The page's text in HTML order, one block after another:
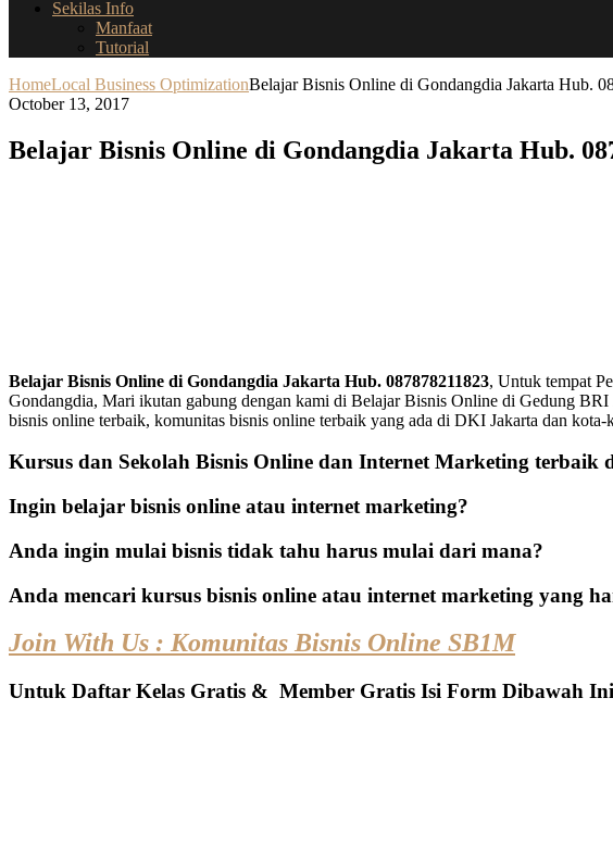
Sekilas Info
Manfaat
Tutorial
HomeLocal Business OptimizationBelajar Bisnis Online di Gondangdia Jakarta Hub.
October 13, 2017
Belajar Bisnis Online di Gondangdia Jakarta Hub.
Belajar Bisnis Online di Gondangdia Jakarta Hub. 087878211823, Untuk tempat
Gondangdia, Mari ikutan gabung dengan kami di Belajar Bisnis Online di Gedung
bisnis online terbaik, komunitas bisnis online terbaik yang ada di DKI Jakarta dan
Kursus dan Sekolah Bisnis Online dan Internet Marketing terbaik
Ingin belajar bisnis online atau internet marketing?
Anda ingin mulai bisnis tidak tahu harus mulai dari mana?
Anda mencari kursus bisnis online atau internet marketing yang
Join With Us : Komunitas Bisnis Online SB1M
Untuk Daftar Kelas Gratis & Member Gratis Isi Form Dibawah